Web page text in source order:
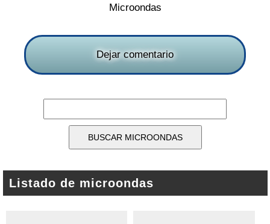
Microondas
Dejar comentario
Listado de microondas